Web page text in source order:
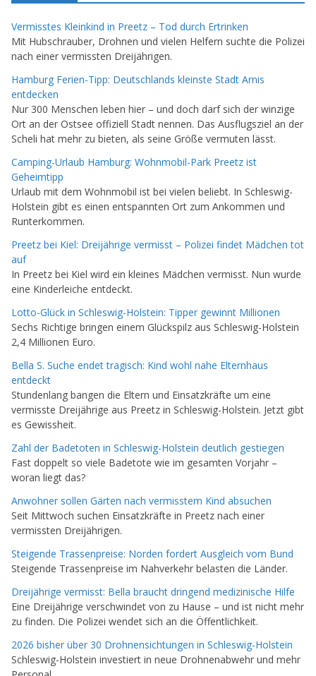
Vermisstes Kleinkind in Preetz – Tod durch Ertrinken
Mit Hubschrauber, Drohnen und vielen Helfern suchte die Polizei
nach einer vermissten Dreijährigen.
Hamburg Ferien-Tipp: Deutschlands kleinste Stadt Arnis
entdecken
Nur 300 Menschen leben hier – und doch darf sich der winzige
Ort an der Ostsee offiziell Stadt nennen. Das Ausflugsziel an der
Scheli hat mehr zu bieten, als seine Größe vermuten lässt.
Camping-Urlaub Hamburg: Wohnmobil-Park Preetz ist
Geheimtipp
Urlaub mit dem Wohnmobil ist bei vielen beliebt. In Schleswig-
Holstein gibt es einen entspannten Ort zum Ankommen und
Runterkommen.
Preetz bei Kiel: Dreijährige vermisst – Polizei findet Mädchen tot
auf
In Preetz bei Kiel wird ein kleines Mädchen vermisst. Nun wurde
eine Kinderleiche entdeckt.
Lotto-Glück in Schleswig-Holstein: Tipper gewinnt Millionen
Sechs Richtige bringen einem Glückspilz aus Schleswig-Holstein
2,4 Millionen Euro.
Bella S. Suche endet tragisch: Kind wohl nahe Elternhaus
entdeckt
Stundenlang bangen die Eltern und Einsatzkräfte um eine
vermisste Dreijährige aus Preetz in Schleswig-Holstein. Jetzt gibt
es Gewissheit.
Zahl der Badetoten in Schleswig-Holstein deutlich gestiegen
Fast doppelt so viele Badetote wie im gesamten Vorjahr –
woran liegt das?
Anwohner sollen Gärten nach vermisstem Kind absuchen
Seit Mittwoch suchen Einsatzkräfte in Preetz nach einer
vermissten Dreijährigen.
Steigende Trassenpreise: Norden fordert Ausgleich vom Bund
Steigende Trassenpreise im Nahverkehr belasten die Länder.
Dreijährige vermisst: Bella braucht dringend medizinische Hilfe
Eine Dreijährige verschwindet von zu Hause – und ist nicht mehr
zu finden. Die Polizei wendet sich an die Öffentlichkeit.
2026 bisher über 30 Drohnensichtungen in Schleswig-Holstein
Schleswig-Holstein investiert in neue Drohnenabwehr und mehr